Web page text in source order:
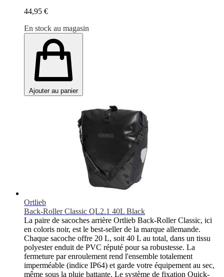
44,95 €
En stock au magasin
Ajouter au panier
Ortlieb
Back-Roller Classic QL2.1 40L Black
La paire de sacoches arrière Ortlieb Back-Roller Classic, ici
en coloris noir, est le best-seller de la marque allemande.
Chaque sacoche offre 20 L, soit 40 L au total, dans un tissu
polyester enduit de PVC réputé pour sa robustesse. La
fermeture par enroulement rend l'ensemble totalement
imperméable (indice IP64) et garde votre équipement au sec,
même sous la pluie battante. Le système de fixation Quick-